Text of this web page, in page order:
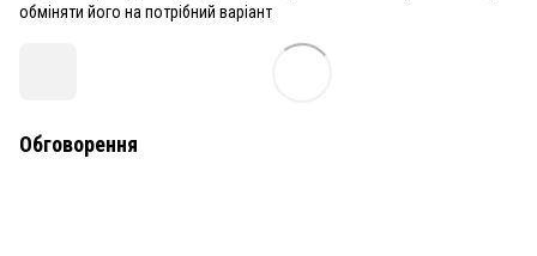
обміняти його на потрібний варіант
Обговорення